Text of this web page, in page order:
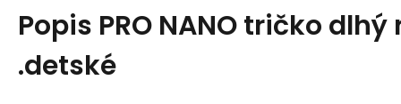
Popis PRO NANO tričko
.detské